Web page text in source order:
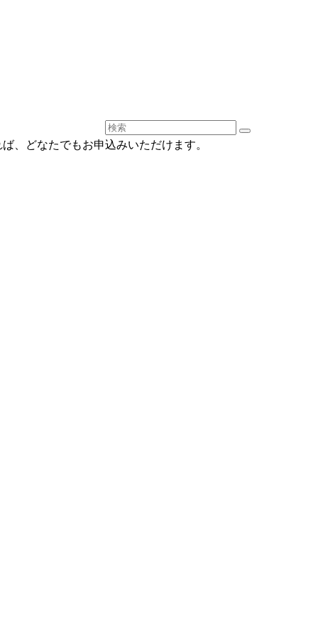
、どなたでもお申込みいただけます。